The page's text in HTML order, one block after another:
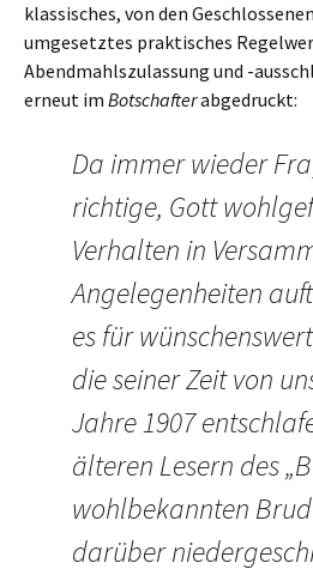
klassisches, von den
umgesetztes praktisches
Abendmahlszulassung und -
erneut im Botschafterabgedruckt:
Da immer wieder
richtige, Gott
Verhalten in
Angelegenheiten
es für
die seiner Zeit von
Jahre 1907
älteren Lesern des
wohlbekannten
darüber